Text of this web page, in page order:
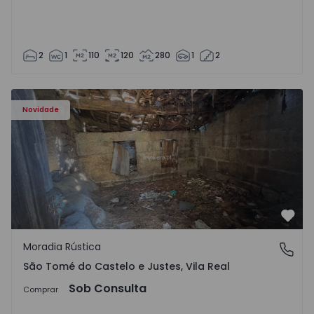
2 1 110 120 280 1 2
Novidade
Moradia Vila Real, São Tomé do Castelo e Justes -
São Tomé do Castelo e Justes, Vila Real
Moradia Rústica
São Tomé do Castelo e Justes, Vila Real
Comprar Sob Consulta